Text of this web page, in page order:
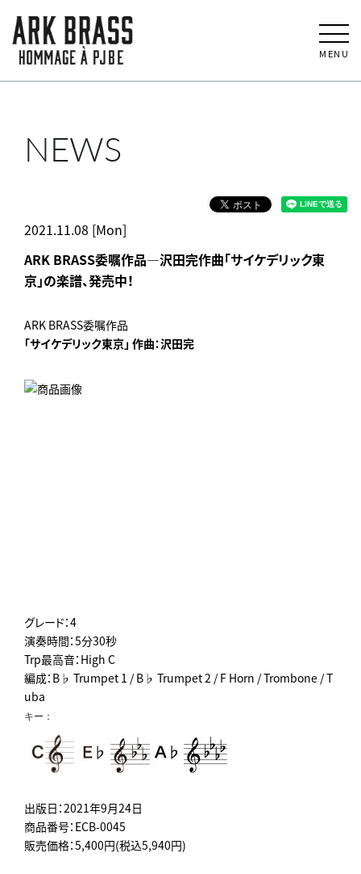
MENU
NEWS
2021.11.08 [Mon]
ARK BRASS委嘱作品―沢田完作曲「サイケデリック東
京」の楽譜、発売中！
ARK BRASS委嘱作品
「サイケデリック東京」 作曲：沢田完
グレード：4
演奏時間：5分30秒
Trp最高音：High C
編成：B♭ Trumpet 1 / B♭ Trumpet 2 / F Horn / Trombone / T
uba
キー：
出版日：2021年9月24日
商品番号：ECB-0045
販売価格：5,400円(税込5,940円)